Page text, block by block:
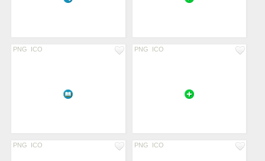
PNG ICO PNG ICO
PNG ICO PNG ICO